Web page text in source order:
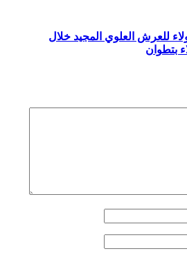
للعرش العلوي المجيد خلال
بتطوان